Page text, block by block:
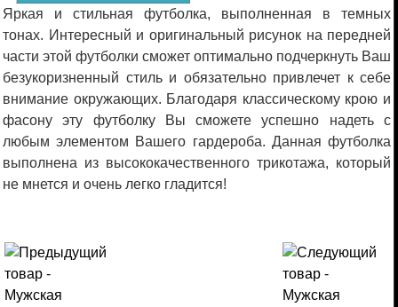
Яркая и стильная футболка, выполненная в темных
тонах. Интересный и оригинальный рисунок на передней
части этой футболки сможет оптимально подчеркнуть Ваш
безукоризненный стиль и обязательно привлечет к себе
внимание окружающих. Благодаря классическому крою и
фасону эту футболку Вы сможете успешно надеть с
любым элементом Вашего гардероба. Данная футболка
выполнена из высококачественного трикотажа, который
не мнется и очень легко гладится!